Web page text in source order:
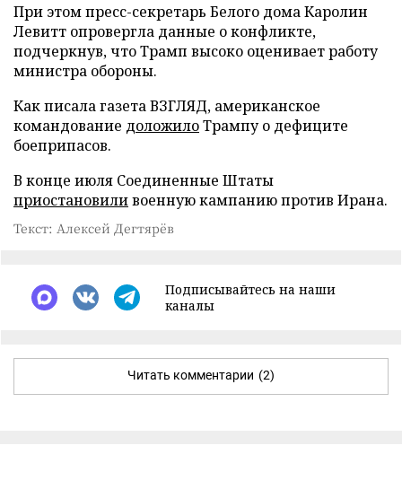
При этом пресс-секретарь Белого дома Каролин
Левитт опровергла данные о конфликте,
подчеркнув, что Трамп высоко оценивает работу
министра обороны.
Как писала газета ВЗГЛЯД, американское
командование доложилоТрампу о дефиците
боеприпасов.
В конце июля Соединенные Штаты
приостановиливоенную кампанию против Ирана.
Текст: Алексей Дегтярёв
Подписывайтесь на наши
каналы
Читать комментарии (2)